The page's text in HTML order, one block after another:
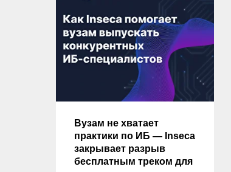
Вузам не хватает
практики по ИБ — Inseca
закрывает разрыв
бесплатным треком для